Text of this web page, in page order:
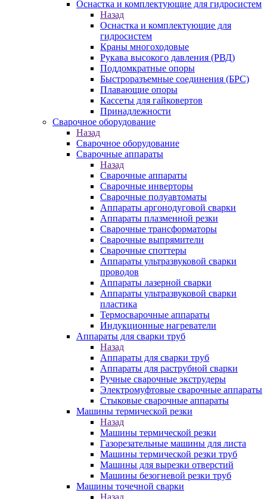
Оснастка и комплектующие для гидросистем
Назад
Оснастка и комплектующие для
гидросистем
Краны многоходовые
Рукава высокого давления (РВД)
Поддомкратные опоры
Быстроразъемные соединения (БРС)
Плавающие опоры
Кассеты для гайковертов
Принадлежности
Сварочное оборудование
Назад
Сварочное оборудование
Сварочные аппараты
Назад
Сварочные аппараты
Сварочные инверторы
Сварочные полуавтоматы
Аппараты аргонодуговой сварки
Аппараты плазменной резки
Сварочные трансформаторы
Сварочные выпрямители
Сварочные споттеры
Аппараты ультразвуковой сварки
проводов
Аппараты лазерной сварки
Аппараты ультразвуковой сварки
пластика
Термосварочные аппараты
Индукционные нагреватели
Аппараты для сварки труб
Назад
Аппараты для сварки труб
Аппараты для раструбной сварки
Ручные сварочные экструдеры
Электромуфтовые сварочные аппараты
Стыковые сварочные аппараты
Машины термической резки
Назад
Машины термической резки
Газорезательные машины для листа
Машины термической резки труб
Машины для вырезки отверстий
Машины безогневой резки труб
Машины точечной сварки
Назад